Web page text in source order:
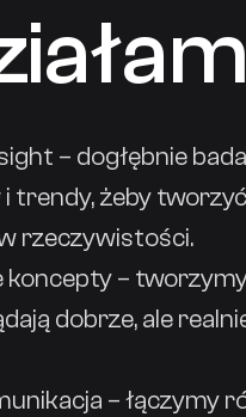
– dogłębnie
trendy, żeby
rzeczywistości.
–
dobrze, ale
– łączymy